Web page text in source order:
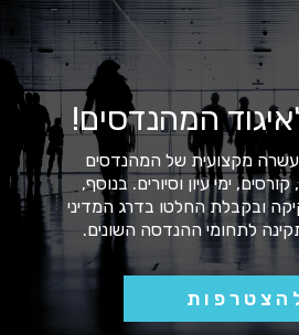
המהנדסים!
מקצועית של המהנדסים
ימי עיון וסיורים. בנוסף,
ובקבלת החלטו בדרג המדיני
לתחומי ההנדסה השונים.